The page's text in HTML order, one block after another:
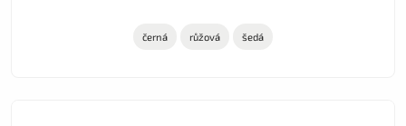
černá růžová šedá